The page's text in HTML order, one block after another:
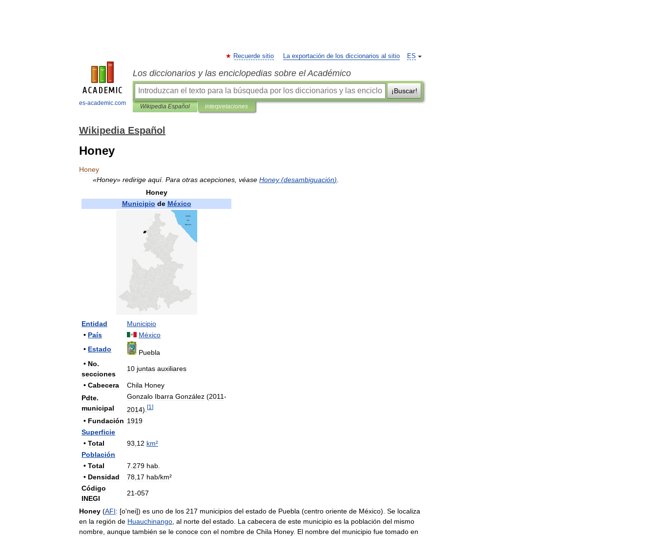
es-academic.com
ES
Recuerde sitio La exportación de los diccionarios al sitio
Los diccionarios y las enciclopedias sobre el Académico
¡Buscar!
Wikipedia Español interpretaciones
Wikipedia Español
Honey
Honey
«Honey» redirige aquí. Para otras acepciones véase Honey(desambiguación)
Honey
Municipio de México
Entidad
Municipio
• País
México
• Estado
Puebla
• No.
secciones
10 juntas auxiliares
• Cabecera Chila Honey
Pdte.
municipal
Gonzalo Ibarra González (2011-
2014). [1 ]
• Fundación 1919
Superficie
• Total 93 12 km²
Población
• Total 7 279 hab
• Densidad 78 17 hab/km²
Código
INEGI
21-057
Honey (AFI: [o'nei]) es uno de los 217 municipios del estado de Puebla (centro oriente de México). Se localiza
en la región de Huauchinango al norte del estado La cabecera de este municipio es la población del mismo
nombre aunque también se le conoce con el nombre de Chila Honey. El nombre del municipio fue tomado en